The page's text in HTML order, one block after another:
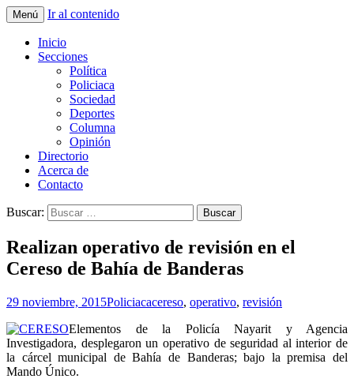
La Yunta de Tepic
Menú Ir al contenido
Inicio
Secciones
Política
Policiaca
Sociedad
Deportes
Columna
Opinión
Directorio
Acerca de
Contacto
Buscar:
Realizan operativo de revisión en el
Cereso de Bahía de Banderas
29 noviembre, 2015Policiacacereso, operativo, revisión
Elementos de la Policía Nayarit y Agencia
Investigadora, desplegaron un operativo de seguridad al interior de
la cárcel municipal de Bahía de Banderas; bajo la premisa del
Mando Único.